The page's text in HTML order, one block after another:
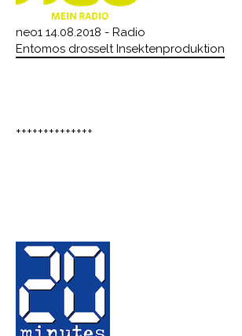
neo1 14.08.2018 - Radio
Entomos drosselt Insektenproduktion
++++++++++++++